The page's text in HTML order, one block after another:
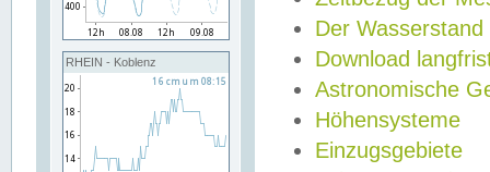
RHEIN - Koblenz
Der Wasserstand
Download
Astronomische
Höhensysteme
Einzugsgebiete